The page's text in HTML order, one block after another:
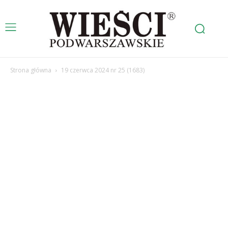
Strona główna 19 czerwca 2024 nr 25 (1683)